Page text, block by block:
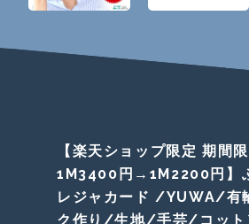
【楽天ショップ限定 期間
1M3400円→1M2200円】
レジャカード /YUWA/有
ク作り/生地/手芸/コット